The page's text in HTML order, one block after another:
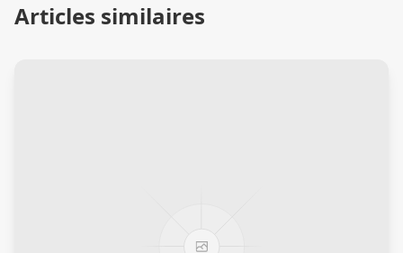
Articles similaires